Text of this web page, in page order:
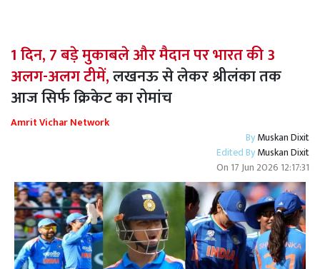
1 दिन, 7 बड़े मुकाबले और मैदान पर भारत की 3
अलग-अलग टीमें,लखनऊ से लेकर श्रीलंका तक
आज सिर्फ क्रिकेट का रोमांच
Amrit Vichar Network
ByMuskan Dixit
Edited ByMuskan Dixit
On 17 Jun 2026 12:17:31